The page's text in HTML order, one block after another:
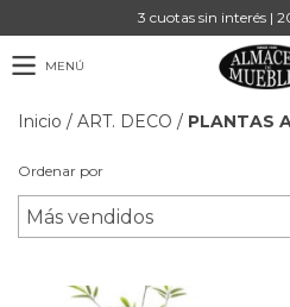
3 cuotas sin interés |
MENÚ
Inicio / ART. DECO / PLANTAS
Ordenar por